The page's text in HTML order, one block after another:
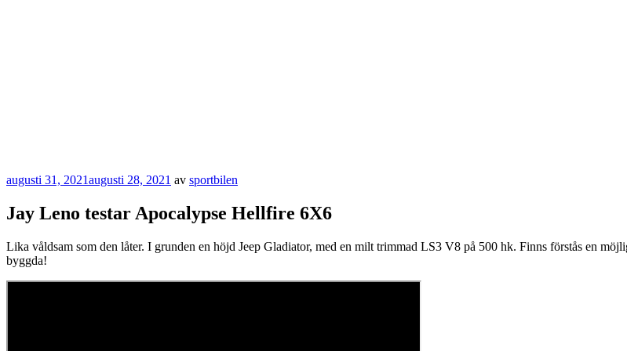
Publicerat
augusti 31, 2021augusti 28, 2021 av sportbilen
Jay Leno testar Apocalypse Hellfire 6X6
Lika våldsam som den låter. I grunden en höjd Jeep Gladiator, med en milt trimmad LS3 V8 på 500 hk. Finns förstås en
byggda!